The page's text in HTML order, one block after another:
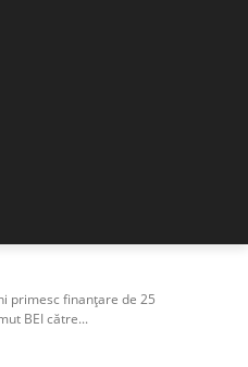
primesc finanțare de 25
BEI către...